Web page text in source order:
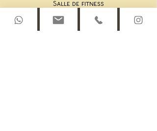
Salle de fitness
Saint-Honoré